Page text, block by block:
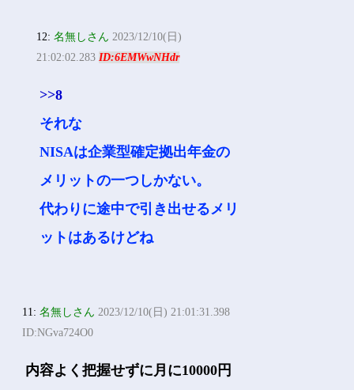
12:名無しさん 2023/12/10(日)
21:02:02.283ID:6EMWwNHdr
>>8
それな
NISAは企業型確定拠出年金の
メリットの一つしかない。
代わりに途中で引き出せるメリ
ットはあるけどね
11:名無しさん 2023/12/10(日) 21:01:31.398
ID:NGva724O0
内容よく把握せずに月に10000円